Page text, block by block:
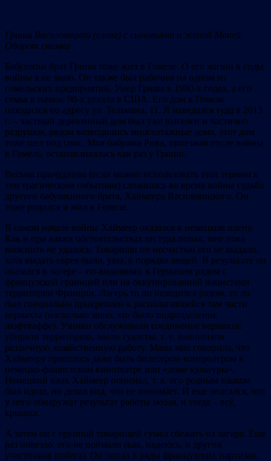
Гриша Василевицкий (слева) с сыновьями и женой Маней.
Оборот снимка
Бабушкин брат Гриша тоже жил в Гомеле. О его жизни в годы
войны я не знаю. Он также был рабочим на одном из
гомельских предприятий. Умер Гриша в 1980-х годах, а его
семья в начале 90-х уехала в США. Его дом в Гомеле
находился по адресу ул. Тельмана, 11. Я наведался туда в 2013
г. – частный деревянный дом был уже выселен и частично
разрушен, рядом возводились многоэтажные дома, этот дом
тоже шел под снос. Моя бабушка Рива, приезжая после войны
в Гомель, останавливалась как раз у Гриши.
Весьма причудливо (если можно использовать этот термин к
тем трагическим событиям) сложилась во время войны судьба
другого бабушкиного брата, Хаймеера Василевицкого. Он
тоже родился и жил в Гомеле.
В самом начале войны Хаймеер оказался в немецком плену.
Как и при каких обстоятельствах он туда попал, мне пока
выяснить не удалось. Товарищи по несчастью его не выдали,
хотя выдать еврея было, увы, в порядке вещей. В результате он
оказался в лагере – по-видимому, в Германии рядом с
французской границей или на оккупированной нацистами
территории Франции. Лагерь то ли находился рядом, то ли
был специально прикреплен к располагавшейся там части
вермахта (насколько знаю, это было подразделение
люфтваффе). Узники обслуживали соединение вермахта:
убирали территорию, мыли туалеты, т. е. выполняли
различную хозяйственную работу. Мама мне говорила, что
Хаймееру пришлось даже быть билетером-контролером в
немецко-фашистском кинотеатре или «доме культуры».
Немецкий язык Хаймеер понимал, т. к. его родным языком
был идиш, но делал вид, что не понимает. И еще опасался, что
у него обнаружат результат работы моэля, и тогда – всё,
крышка.
А затем он с группой товарищей сумел сбежать из лагеря. Еще
раз повезло: его не поймали (как, надеюсь, и других
участников побега). Он попал в ряды французских партизан,